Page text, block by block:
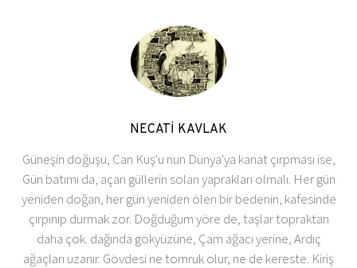
NECATİ KAVLAK
Güneşin doğuşu, Can Kuş'u nun Dünya'ya kanat çırpması ise,
Gün batımı da, açan güllerin solan yaprakları olmalı. Her gün
yeniden doğan, her gün yeniden ölen bir bedenin, kafesinde
çırpınıp durmak zor. Doğduğum yöre de, taşlar topraktan
daha çok. dağında gökyüzüne, Çam ağacı yerine, Ardıç
ağaçları uzanır. Gövdesi ne tomruk olur, ne de kereste. Kiriş